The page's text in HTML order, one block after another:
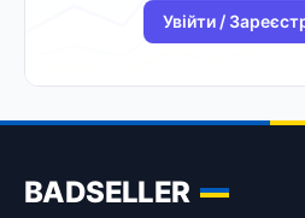
Увійти /
BADSELLER